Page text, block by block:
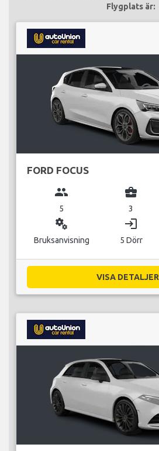
Flygplats är:
FORD FOCUS
group
5
business_center
3
miscellaneous_services
Bruksanvisning
login
5 Dörr
VISA